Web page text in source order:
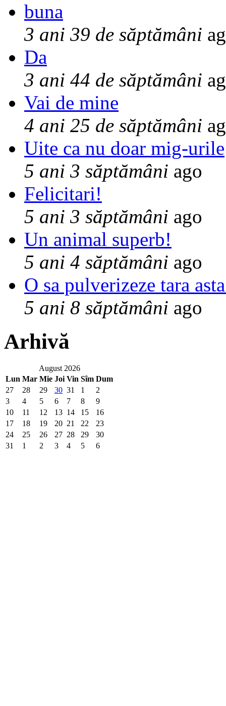
buna
3 ani 39 de săptămâni
Da
3 ani 44 de săptămâni
Vai de mine
4 ani 25 de săptămâni
Uite ca nu doar mig-urile
5 ani 3 săptămâni ago
Felicitari!
5 ani 3 săptămâni ago
Un animal superb!
5 ani 4 săptămâni ago
O sa pulverizeze tara
5 ani 8 săptămâni ago
Arhivă
August 2026
Lun Mar Mie Joi Vin Sîm Dum
27
28 29 30 31 1
2
3
4 5 6 7 8
9
10
11 12 13 14 15
16
17
18 19 20 21 22
23
24
25 26 27 28 29
30
31
1 2 3 4 5 6